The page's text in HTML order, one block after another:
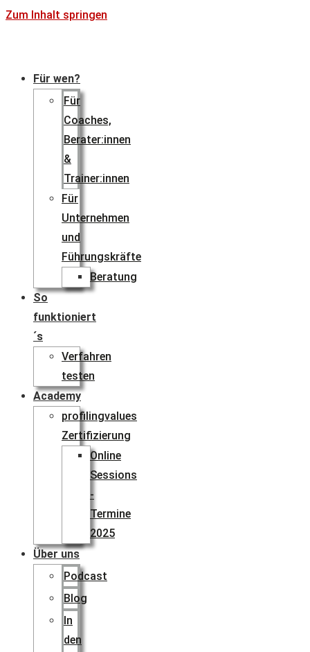
Zum Inhalt springen
Für wen?
Für
Coaches,
Berater:innen
&
Trainer:innen
Für
Unternehmen
und
Führungskräfte
Beratung
So
funktioniert
´s
Verfahren
testen
Academy
profilingvalues
Zertifizierung
Online
Sessions
-
Termine
2025
Über uns
Podcast
Blog
In
den